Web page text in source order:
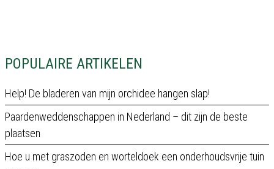
POPULAIRE ARTIKELEN
Help! De bladeren van mijn orchidee hangen slap!
Paardenweddenschappen in Nederland – dit zijn de beste
plaatsen
Hoe u met graszoden en worteldoek een onderhoudsvrije tuin